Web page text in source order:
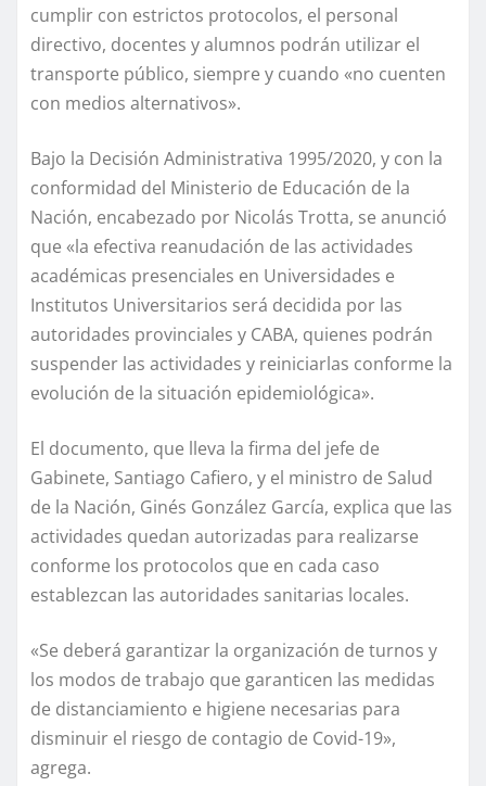
cumplir con estrictos protocolos, el personal
directivo, docentes y alumnos podrán utilizar el
transporte público, siempre y cuando «no cuenten
con medios alternativos».
Bajo la Decisión Administrativa 1995/2020, y con la
conformidad del Ministerio de Educación de la
Nación, encabezado por Nicolás Trotta, se anunció
que «la efectiva reanudación de las actividades
académicas presenciales en Universidades e
Institutos Universitarios será decidida por las
autoridades provinciales y CABA, quienes podrán
suspender las actividades y reiniciarlas conforme la
evolución de la situación epidemiológica».
El documento, que lleva la firma del jefe de
Gabinete, Santiago Cafiero, y el ministro de Salud
de la Nación, Ginés González García, explica que las
actividades quedan autorizadas para realizarse
conforme los protocolos que en cada caso
establezcan las autoridades sanitarias locales.
«Se deberá garantizar la organización de turnos y
los modos de trabajo que garanticen las medidas
de distanciamiento e higiene necesarias para
disminuir el riesgo de contagio de Covid-19»,
agrega.